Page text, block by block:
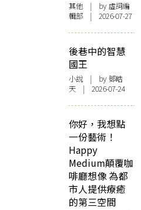
其他 | by 虛詞編
輯部 | 2026-07-27
後巷中的智慧
國王
小說 | by 鄧皓
天 | 2026-07-24
你好，我想點
一份藝術！
Happy
Medium顛覆咖
啡廳想像 為都
市人提供療癒
的第三空間